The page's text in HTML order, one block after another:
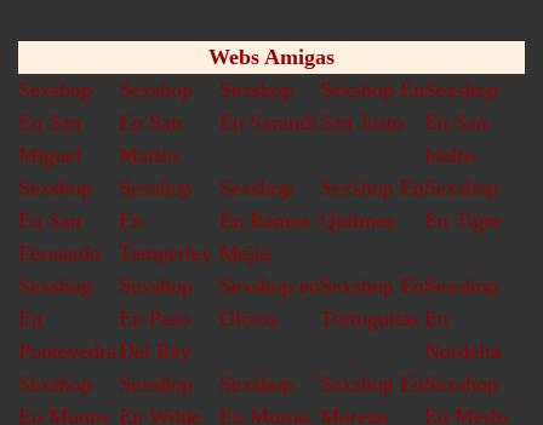
Webs Amigas
Sexshop
En San
Miguel
Sexshop
En San
Martin
Sexshop
En Sarandi
Sexshop En
San Justo
Sexshop
En San
Isidro
Sexshop
En San
Fernando
Sexshop
En
Temperley
Sexshop
En Ramos
Mejia
Sexshop En
Quilmes
Sexshop
En Tigre
Sexshop
En
Pontevedra
Sexshop
En Paso
Del Rey
Sexshop en
Olivos
Sexshop En
Tortuguitas
Sexshop
En
Nordelta
Sexshop
En Munro
Sexshop
En Wilde
Sexshop
En Moron
Sexshop En
Moreno
Sexshop
En Merlo